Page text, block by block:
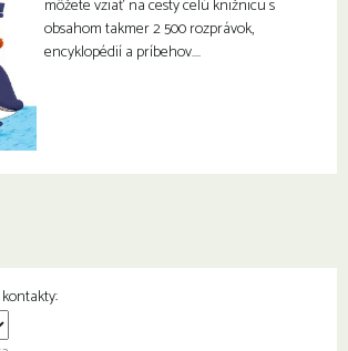
môžete vziať na cesty celú knižnicu s
obsahom takmer 2 500 rozprávok,
encyklopédií a príbehov….